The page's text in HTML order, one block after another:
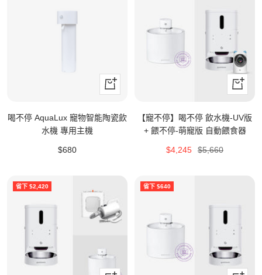
+
加
入
喝不停 AquaLux 寵物智能陶瓷飲
水機 專用主機
特
$680
+
加
購
【寵不停】喝不停 飲水機-UV版
+ 餵不停-萌寵版 自動餵食器
特
$4,245
原
$5,660
省下 $2,420 省下 $640